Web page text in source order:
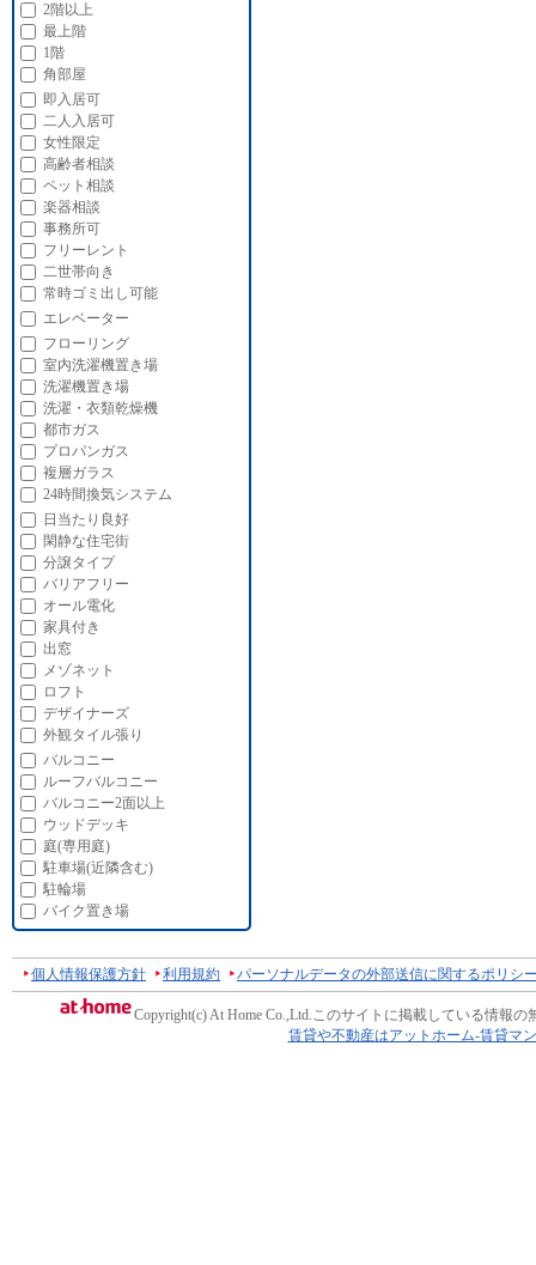
2階以上
最上階
1階
角部屋
即入居可
二人入居可
女性限定
高齢者相談
ペット相談
楽器相談
事務所可
フリーレント
二世帯向き
常時ゴミ出し可能
エレベーター
フローリング
室内洗濯機置き場
洗濯機置き場
洗濯・衣類乾燥機
都市ガス
プロパンガス
複層ガラス
24時間換気システム
日当たり良好
閑静な住宅街
分譲タイプ
バリアフリー
オール電化
家具付き
出窓
メゾネット
ロフト
デザイナーズ
外観タイル張り
バルコニー
ルーフバルコニー
バルコニー2面以上
ウッドデッキ
庭(専用庭)
駐車場(近隣含む)
駐輪場
バイク置き場
個人情報保護方針 利用規約 パーソナルデータの外部送信に関するポリシ
Copyright(c) At Home Co.,Ltd.このサイトに掲載している情報の
賃貸や不動産はアットホーム-賃貸マ